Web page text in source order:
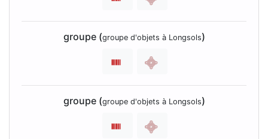
groupe (groupe d'objets à Longsols)
groupe (groupe d'objets à Longsols)